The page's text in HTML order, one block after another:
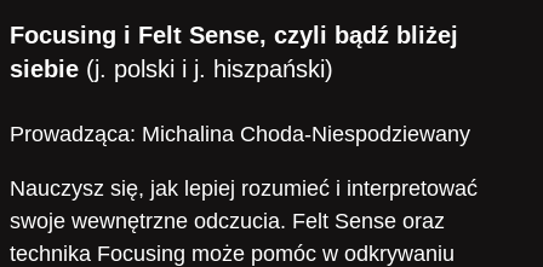
Focusing i Felt Sense, czyli bądź bliżej
siebie (j. polski i j. hiszpański)
Prowadząca: Michalina Choda-Niespodziewany
Nauczysz się, jak lepiej rozumieć i interpretować
swoje wewnętrzne odczucia. Felt Sense oraz
technika Focusing może pomóc w odkrywaniu